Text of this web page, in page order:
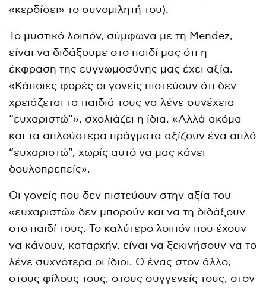
«κερδίσει» το συνομιλητή του).
Το μυστικό λοιπόν, σύμφωνα με τη Mendez,
είναι να διδάξουμε στο παιδί μας ότι η
έκφραση της ευγνωμοσύνης μας έχει αξία.
«Κάποιες φορές οι γονείς πιστεύουν ότι δεν
χρειάζεται τα παιδιά τους να λένε συνέχεια
“ευχαριστώ”», σχολιάζει η ίδια. «Αλλά ακόμα
και τα απλούστερα πράγματα αξίζουν ένα απλό
“ευχαριστώ”, χωρίς αυτό να μας κάνει
δουλοπρεπείς».
Οι γονείς που δεν πιστεύουν στην αξία του
«ευχαριστώ» δεν μπορούν και να τη διδάξουν
στο παιδί τους. Το καλύτερο λοιπόν που έχουν
να κάνουν, καταρχήν, είναι να ξεκινήσουν να το
λένε συχνότερα οι ίδιοι. Ο ένας στον άλλο,
στους φίλους τους, στους συγγενείς τους, στον